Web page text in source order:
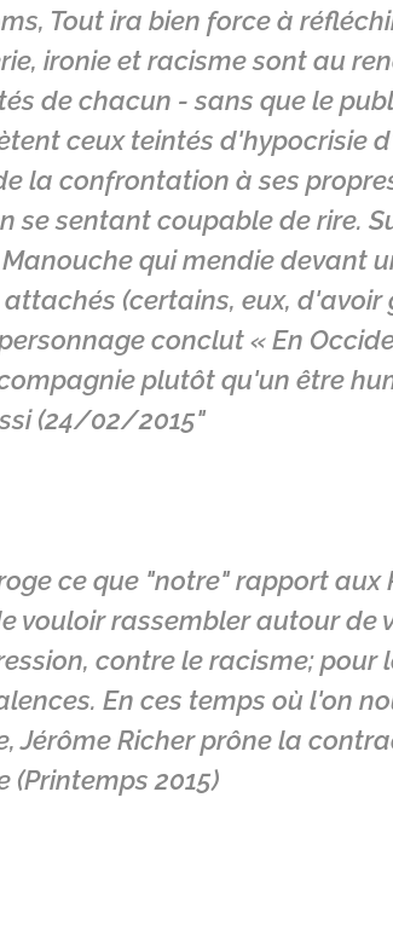
Tout ira bien force à
ironie et racisme sont au
de chacun - sans que le
ceux teintés d'hypocrisie
la confrontation à ses
se sentant coupable de rire.
qui mendie devant
(certains, eux, d'avoir
conclut « En
plutôt qu'un être
(24/02/2015"
ce que "notre" rapport aux
vouloir rassembler autour de
contre le racisme; pour
En ces temps où l'on
Jérôme Richer prône la
(Printemps 2015)